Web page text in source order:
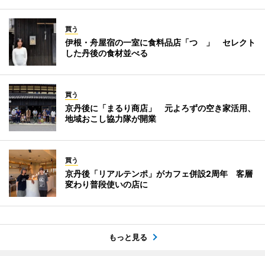
買う
伊根・舟屋宿の一室に食料品店「つゝ」 セレクト
した丹後の食材並べる
買う
京丹後に「まるり商店」 元よろずの空き家活用、
地域おこし協力隊が開業
買う
京丹後「リアルテンポ」がカフェ併設2周年 客層
変わり普段使いの店に
もっと見る